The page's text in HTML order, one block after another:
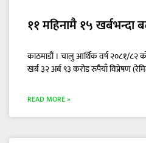
११ महिनामै १५ खर्बभन्दा
काठमाडौं । चालु आर्थिक वर्ष २०८१/८२
खर्ब ३२ अर्ब ९३ करोड रुपैयाँ विप्रेषण
READ MORE »